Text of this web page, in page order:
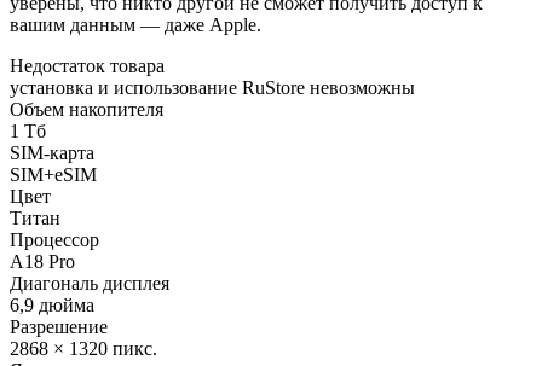
вашим данным — даже Apple.
Недостаток товара
установка и использование RuStore невозможны
Объем накопителя
1 Тб
SIM-карта
SIM+eSIM
Цвет
Титан
Процессор
A18 Pro
Диагональ дисплея
6,9 дюйма
Разрешение
2868 × 1320 пикс.